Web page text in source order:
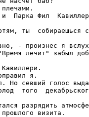
Парка Фил
ты  собираешься
- произнес я
лечит" забыл
я.
Но севший голос
того
разрядить
визита.